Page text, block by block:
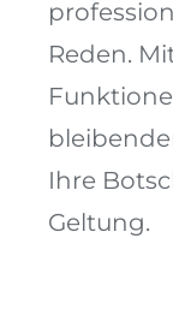
Reden.
Ihre
Geltung.